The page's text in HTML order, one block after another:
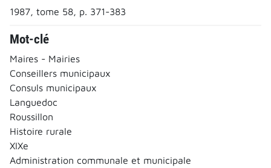
1987, tome 58, p. 371-383
Mot-clé
Maires - Mairies
Conseillers municipaux
Consuls municipaux
Languedoc
Roussillon
Histoire rurale
XIXe
Administration communale et municipale